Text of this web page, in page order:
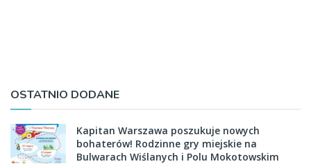
OSTATNIO DODANE
Kapitan Warszawa poszukuje nowych
bohaterów! Rodzinne gry miejskie na
Bulwarach Wiślanych i Polu Mokotowskim